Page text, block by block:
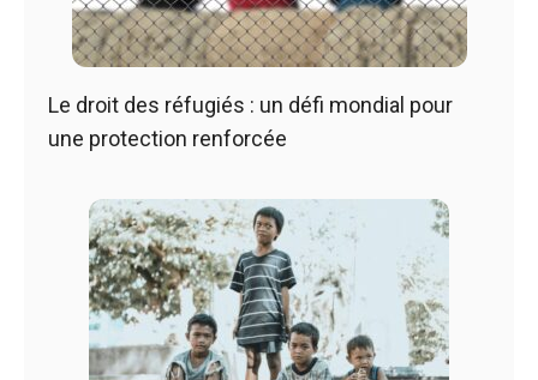
Le droit des réfugiés : un défi mondial pour
une protection renforcée